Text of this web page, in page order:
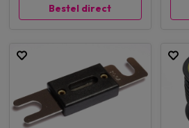
Bestel direct